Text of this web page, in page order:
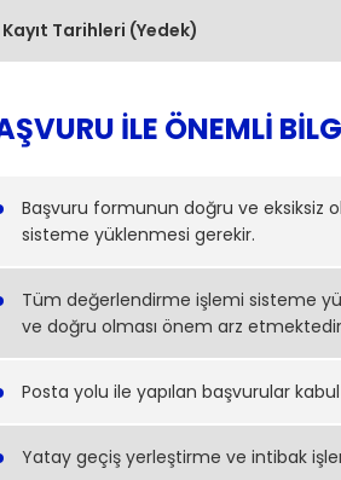
Kayıt Tarihleri (Yedek)
İLE ÖNEMLİ
Başvuru formunun doğru ve eksiksiz
sisteme yüklenmesi gerekir.
Tüm değerlendirme işlemi sisteme
ve doğru olması önem arz
Posta yolu ile yapılan başvurular
Yatay geçiş yerleştirme ve intibak